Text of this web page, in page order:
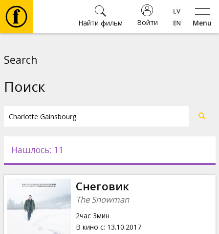
Menu
Войти
Найти фильм
Новости
Подарки
Кинозакуски
Search
Поиск
Нашлось: 11
Снеговик
The Snowman
2час 3мин
В кино с: 13.10.2017